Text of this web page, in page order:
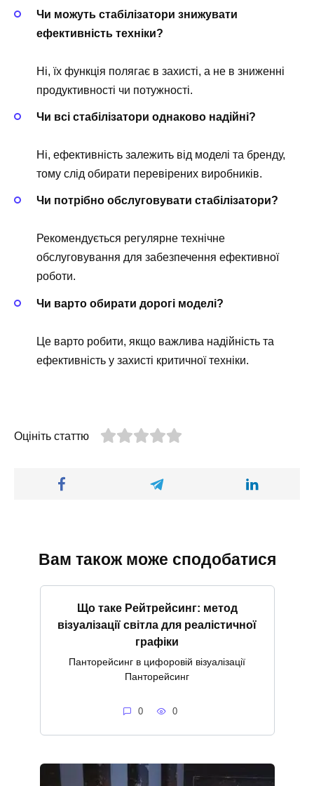
Чи можуть стабілізатори знижувати
ефективність техніки?
Ні, їх функція полягає в захисті, а не в зниженні
продуктивності чи потужності.
Чи всі стабілізатори однаково надійні?
Ні, ефективність залежить від моделі та бренду,
тому слід обирати перевірених виробників.
Чи потрібно обслуговувати стабілізатори?
Рекомендується регулярне технічне
обслуговування для забезпечення ефективної
роботи.
Чи варто обирати дорогі моделі?
Це варто робити, якщо важлива надійність та
ефективність у захисті критичної техніки.
Оцініть статтю
Вам також може сподобатися
Що таке Рейтрейсинг: метод
візуалізації світла для реалістичної
графіки
Панторейсинг в цифоровій візуалізації
Панторейсинг
0 0